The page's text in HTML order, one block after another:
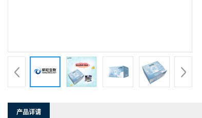
产品详请